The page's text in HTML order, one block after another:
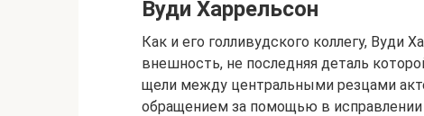
Вуди Харрельсон
Как и его голливудского коллегу, Вуди
внешность, не последняя деталь
щели между центральными резцами
обращением за помощью в